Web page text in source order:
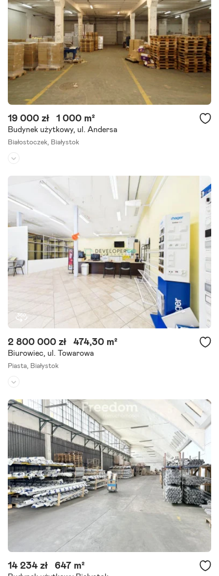
zińskiego 47 w Białymstoku. Garaż znajduje się w kameralnym budy
nku i obejmuje zaledwie 10 miejsc postojowych, co.
Szczegóły ogłoszenia
Budynek użytkowy, ul. Andersa
Białostoczek, Białystok
19 000 zł 1 000 m²
Przeznaczenie:
Powierzchnia działki:
Większość atrakcyjnych nieruchomości w tej okolicy znika zanim t
rafia na portale. Dlatego pracujemy również na ofertach dostępnyc
h tylko dla naszych klientów. Do wynajęcia magazyn.
Szczegóły ogłoszenia
Biurowiec, ul. Towarowa
Piasta, Białystok
2 800 000 zł 474,30 m²
Przeznaczenie:handlowo-usługowe
Powierzchnia działki:1 880 m²
Szukasz idealnego miejsca dla swojej firmy? Prezentujemy na sprze
daż doskonale zlokalizowany budynek o charakterze handlowo-usłu
gowym, który od lat z sukcesem służył jako siedziba hurtowni.
Szczegóły ogłoszenia
14 234 zł 647 m²